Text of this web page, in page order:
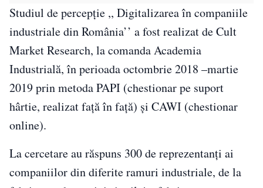
Studiul de percepție ,, Digitalizarea în companiile
industriale din România’’ a fost realizat de Cult
Market Research, la comanda Academia
Industrială, în perioada octombrie 2018 –martie
2019 prin metoda PAPI (chestionar pe suport
hârtie, realizat față în față) și CAWI (chestionar
online).
La cercetare au răspuns 300 de reprezentanți ai
companiilor din diferite ramuri industriale, de la